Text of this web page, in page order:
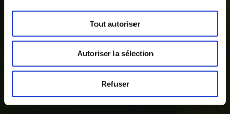
Tout autoriser
Autoriser la sélection
Refuser